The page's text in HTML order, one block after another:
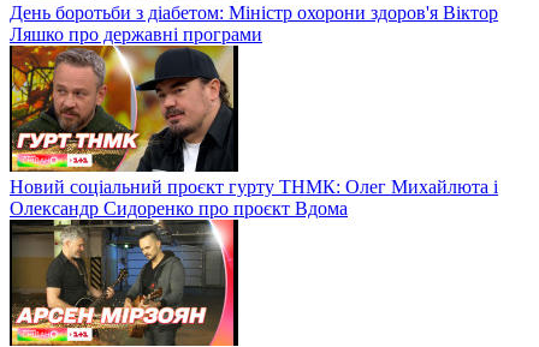
День боротьби з діабетом: Міністр охорони здоров'я Віктор
Ляшко про державні програми
Новий соціальний проєкт гурту ТНМК: Олег Михайлюта і
Олександр Сидоренко про проєкт Вдома